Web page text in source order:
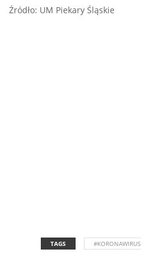
Źródło: UM Piekary Śląskie
TAGS #KORONAWIRUS